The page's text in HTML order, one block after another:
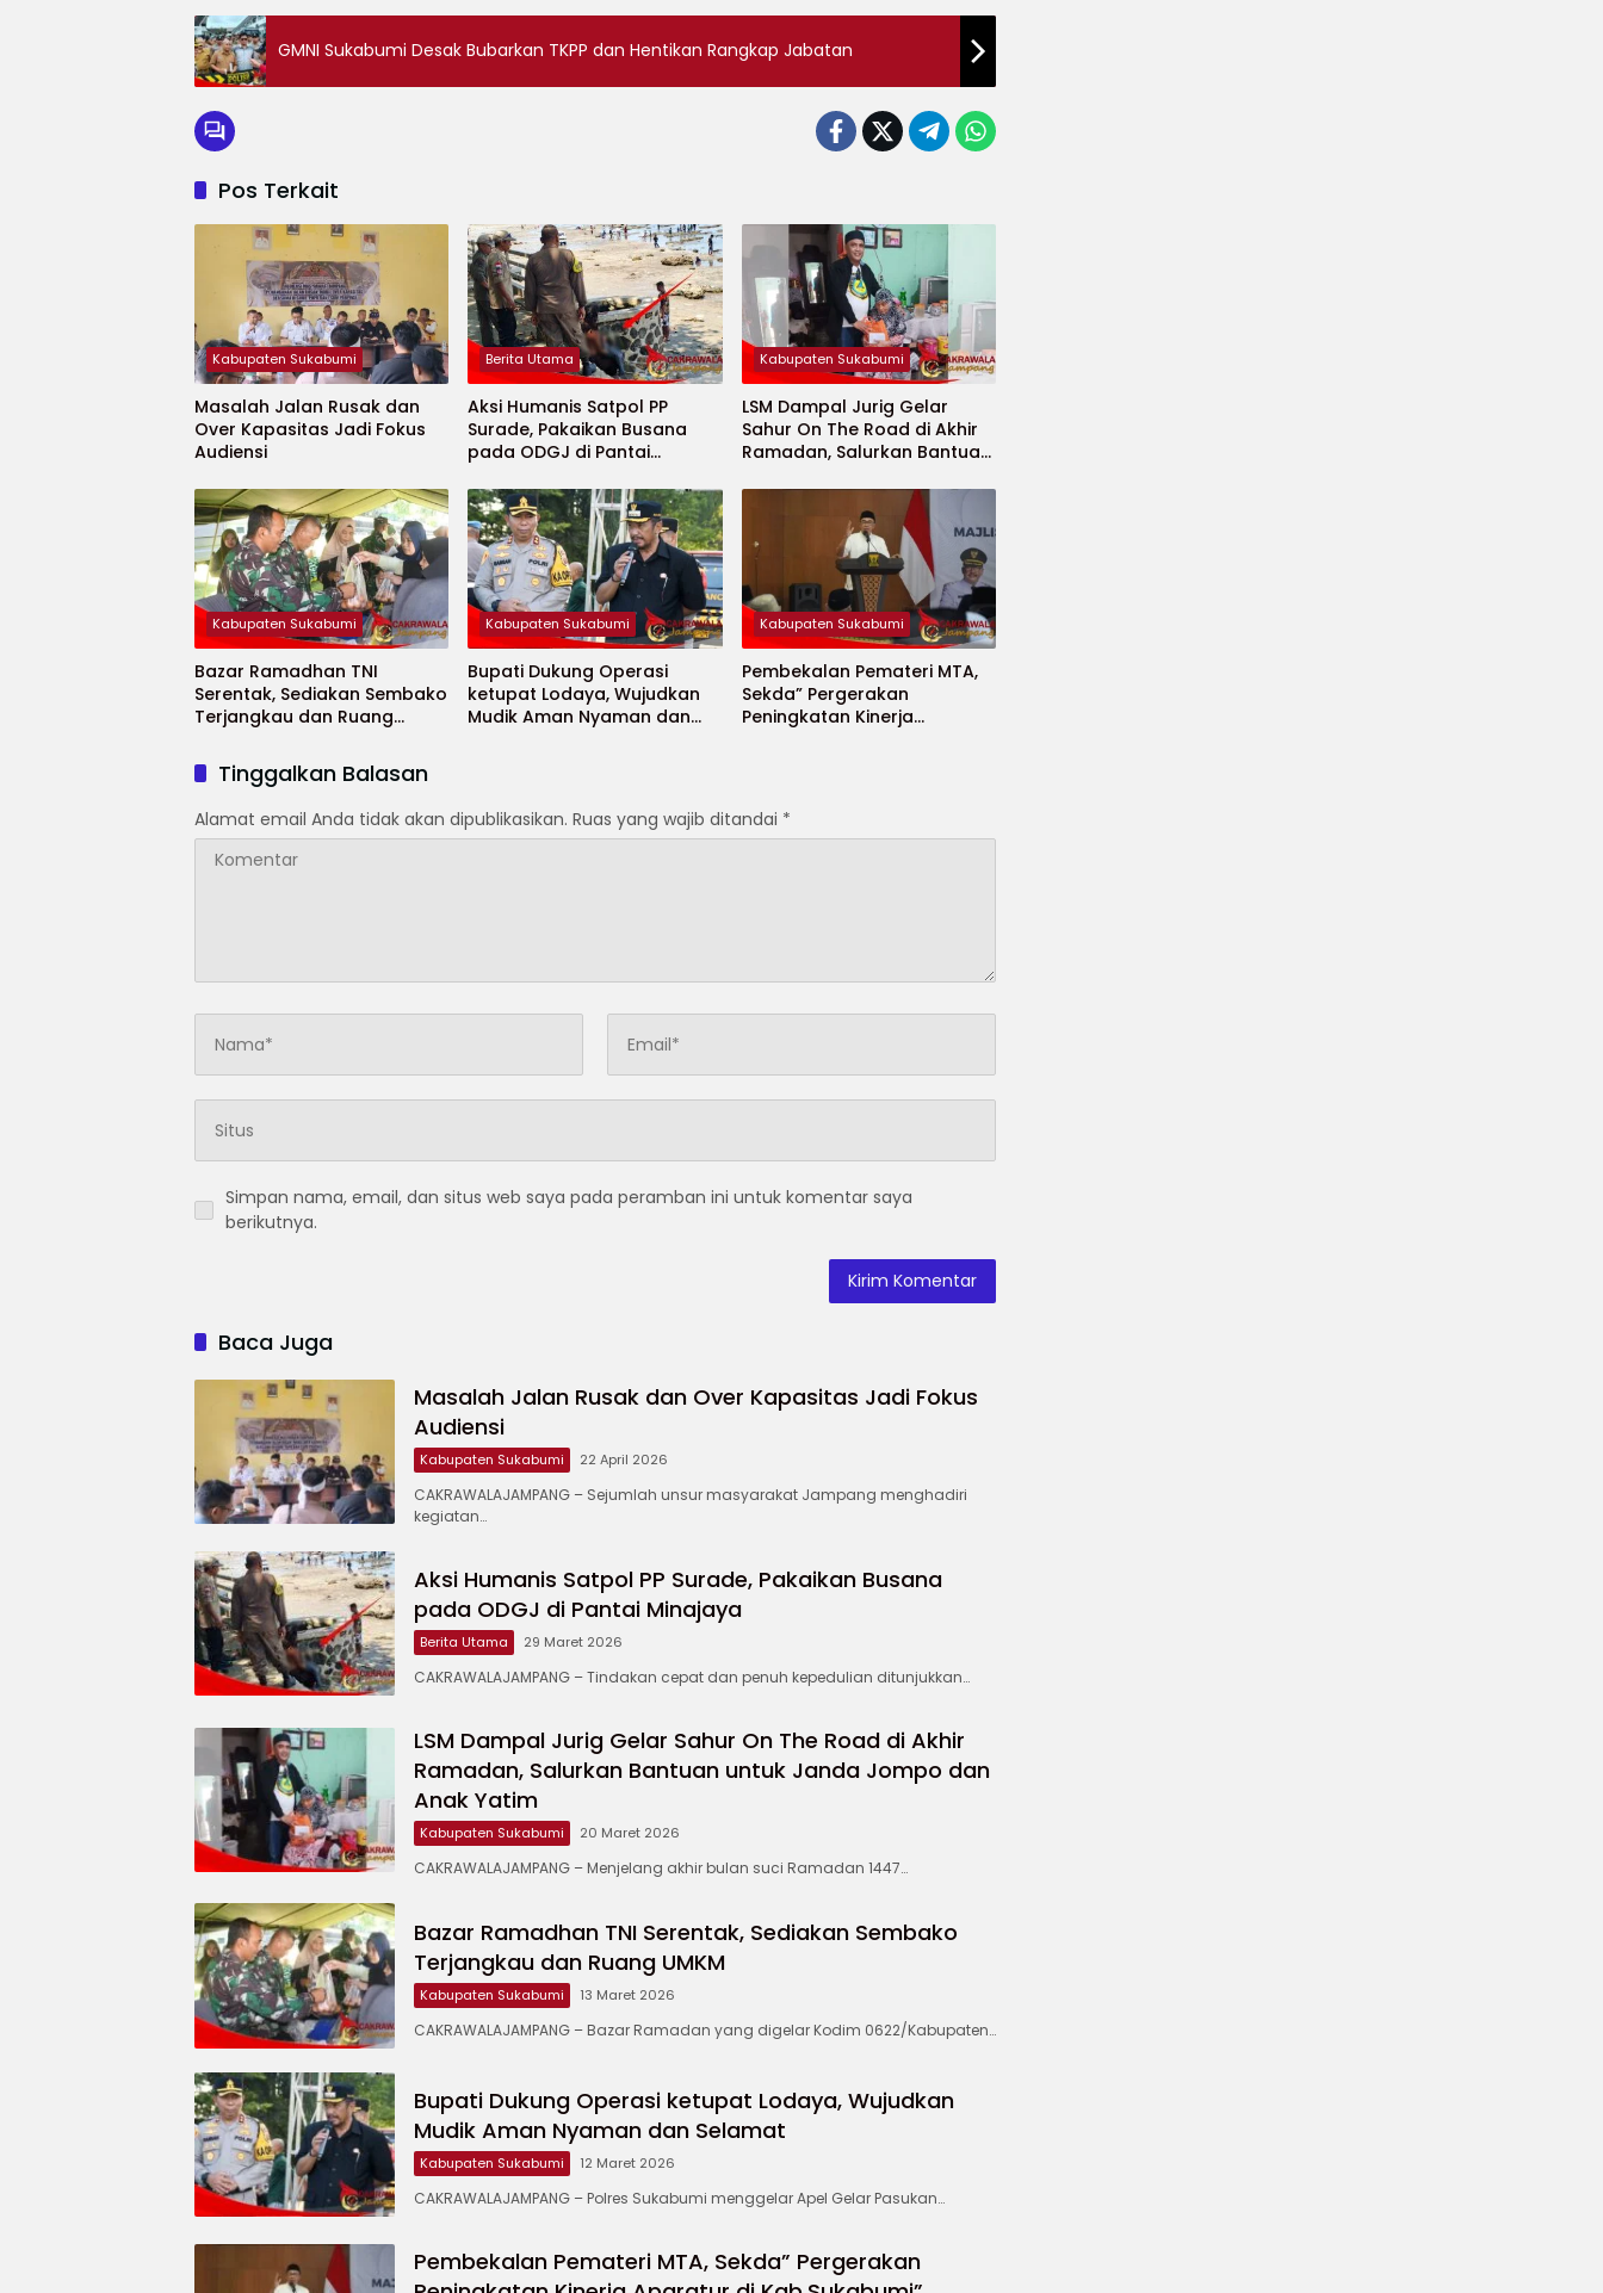
GMNI Sukabumi Desak Bubarkan TKPP dan Hentikan Rangkap Jabatan
Pos Terkait
Kabupaten Sukabumi
Masalah Jalan Rusak dan
Over Kapasitas Jadi Fokus
Audiensi
Berita Utama
Aksi Humanis Satpol PP
Surade, Pakaikan Busana
pada ODGJ di Pantai
Kabupaten Sukabumi
LSM Dampal Jurig Gelar
Sahur On The Road di Akhir
Ramadan, Salurkan Bantuan
Anak Yatim
Kabupaten Sukabumi
Bazar Ramadhan TNI
Serentak, Sediakan Sembako
Terjangkau dan Ruang
Kabupaten Sukabumi
Bupati Dukung Operasi
ketupat Lodaya, Wujudkan
Mudik Aman Nyaman dan
Kabupaten Sukabumi
Pembekalan Pemateri MTA,
Sekda” Pergerakan
Peningkatan Kinerja
Tinggalkan Balasan
Alamat email Anda tidak akan dipublikasikan. Ruas yang wajib ditandai *
Simpan nama, email, dan situs web saya pada peramban ini untuk komentar saya
berikutnya.
Baca Juga
Masalah Jalan Rusak dan Over Kapasitas Jadi Fokus
Audiensi
Kabupaten Sukabumi 22 April 2026
CAKRAWALAJAMPANG – ‎Sejumlah unsur masyarakat Jampang menghadiri
kegiatan…
Aksi Humanis Satpol PP Surade, Pakaikan Busana
pada ODGJ di Pantai Minajaya
Berita Utama 29 Maret 2026
CAKRAWALAJAMPANG – Tindakan cepat dan penuh kepedulian ditunjukkan…
LSM Dampal Jurig Gelar Sahur On The Road di Akhir
Ramadan, Salurkan Bantuan untuk Janda Jompo dan
Anak Yatim
Kabupaten Sukabumi 20 Maret 2026
CAKRAWALAJAMPANG – Menjelang akhir bulan suci Ramadan 1447…
Bazar Ramadhan TNI Serentak, Sediakan Sembako
Terjangkau dan Ruang UMKM
Kabupaten Sukabumi 13 Maret 2026
CAKRAWALAJAMPANG – Bazar Ramadan yang digelar Kodim 0622/Kabupaten…
Bupati Dukung Operasi ketupat Lodaya, Wujudkan
Mudik Aman Nyaman dan Selamat
Kabupaten Sukabumi 12 Maret 2026
CAKRAWALAJAMPANG – Polres Sukabumi menggelar Apel Gelar Pasukan…
Pembekalan Pemateri MTA, Sekda” Pergerakan